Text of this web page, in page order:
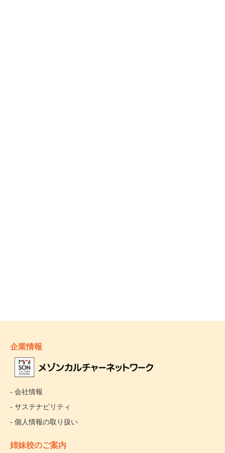
企業情報
- 会社情報
- サステナビリティ
- 個人情報の取り扱い
姉妹校のご案内